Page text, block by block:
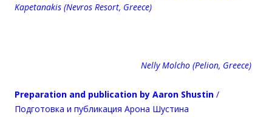
Kapetanakis (Nevros Resort, Greece)
Nelly Molcho (Pelion, Greece)
Preparation and publication by Aaron Shustin /
Подготовка и публикация Арона Шустина